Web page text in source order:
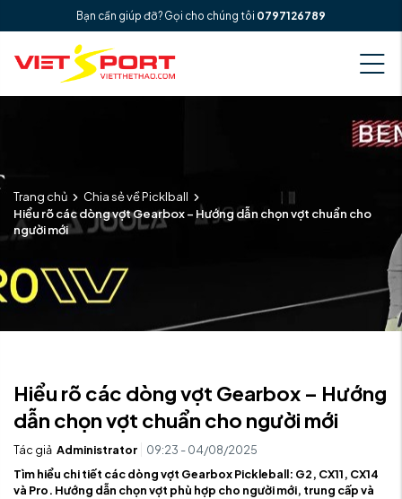
Bạn cần giúp đỡ? Gọi cho chúng tôi 0797126789
Trang chủ
Chia sẻ về Picklball
Hiểu rõ các dòng vợt Gearbox – Hướng dẫn chọn vợt chuẩn cho
người mới
Hiểu rõ các dòng vợt Gearbox – Hướng
dẫn chọn vợt chuẩn cho người mới
Tác giả Administrator
09:23 - 04/08/2025
Tìm hiểu chi tiết các dòng vợt Gearbox Pickleball: G2, CX11, CX14
và Pro. Hướng dẫn chọn vợt phù hợp cho người mới, trung cấp và